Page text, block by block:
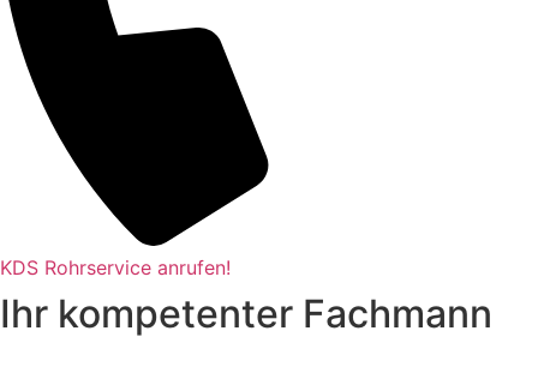
KDS Rohrservice anrufen!
Ihr kompetenter Fachmann